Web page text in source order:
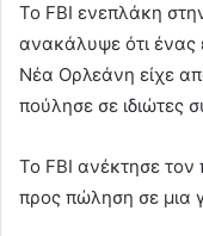
Το FBI ενεπλάκη
ανακάλυψε ότι ένας
Νέα Ορλεάνη είχε
πούλησε σε ιδιώτες
Το FBI ανέκτησε
προς πώληση σε μια